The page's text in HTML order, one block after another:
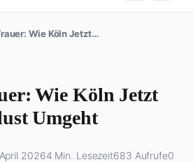
Wie Köln Jetzt…
Wie Köln Jetzt
Umgeht
20264 Min. Lesezeit683 Aufrufe0